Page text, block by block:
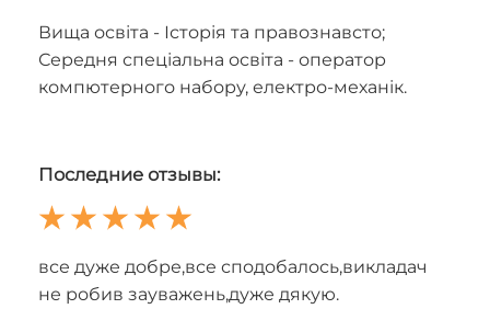
Вища освіта - Історія та правознавсто;
Середня спеціальна освіта - оператор
компютерного набору, електро-механік.
Последние отзывы:
все дуже добре,все сподобалось,викладач
не робив зауважень,дуже дякую.